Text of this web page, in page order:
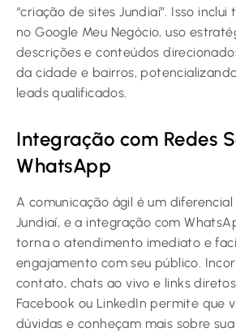
“criação de sites Jundiaí”. Isso
no Google Meu Negócio, uso
descrições e conteúdos
da cidade e bairros,
leads qualificados.
Integração com Redes
WhatsApp
A comunicação ágil é um
Jundiaí, e a integração com
torna o atendimento imediato e
engajamento com seu público.
contato, chats ao vivo e links
Facebook ou LinkedIn permite que
dúvidas e conheçam mais sobre